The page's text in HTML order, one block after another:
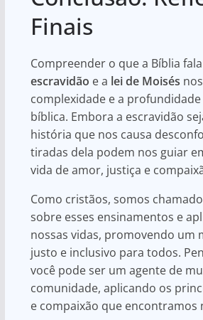
Finais
Compreender o que a Bíblia
escravidão e a lei de Moisés
complexidade e a
bíblica. Embora a escravidão
história que nos causa
tiradas dela podem nos guiar
vida de amor, justiça e
Como cristãos, somos
sobre esses ensinamentos e
nossas vidas, promovendo um
justo e inclusivo para todos.
você pode ser um agente de
comunidade, aplicando os
e compaixão que encontramos